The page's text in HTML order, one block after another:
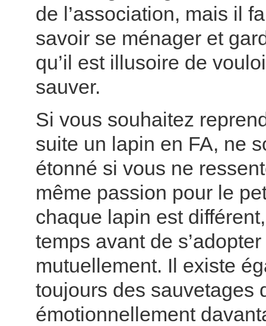
de l’association, mais il
savoir se ménager et
qu’il est illusoire de
sauver.
Si vous souhaitez
suite un lapin en FA, ne
étonné si vous ne
même passion pour le
chaque lapin est
temps avant de s’adopter
mutuellement. Il existe
toujours des sauvetages
émotionnellement